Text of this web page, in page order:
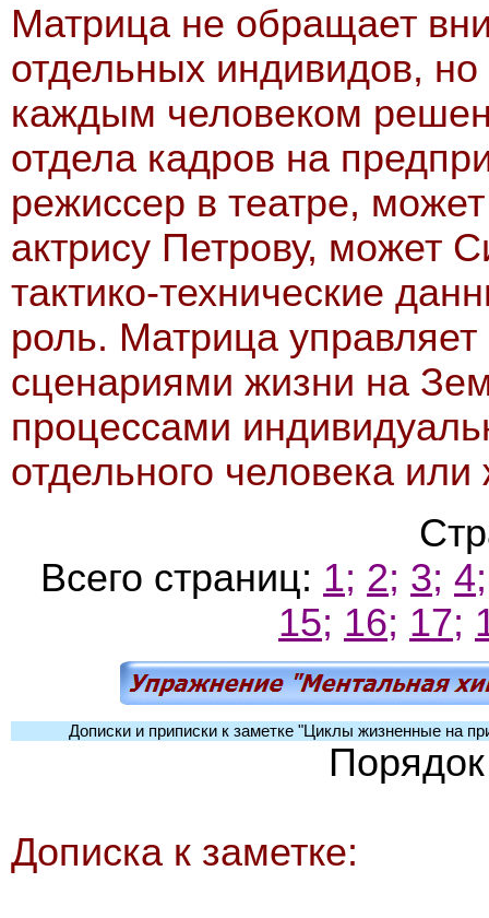
Матрица не обращает
отдельных индивидов,
каждым человеком
отдела кадров на
режиссер в театре,
актрису Петрову, может
тактико-технические
роль. Матрица
сценариями жизни на
процессами
отдельного человека или
Всего страниц: 1; 2; 3; 4;
15; 16; 17;
Дописки и приписки к заметке "Циклы жизненные на
Дописка к заметке: